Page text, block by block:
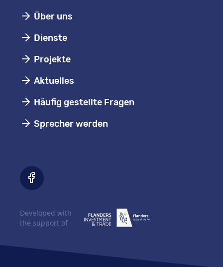
Über uns
Dienste
Projekte
Aktuelles
Häufig gestellte Fragen
Sprecher werden
Developed with
the support of